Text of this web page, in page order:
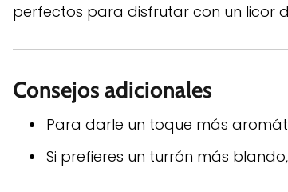
perfectos para disfrutar con un licor
Consejos adicionales
Para darle un toque más
Si prefieres un turrón más